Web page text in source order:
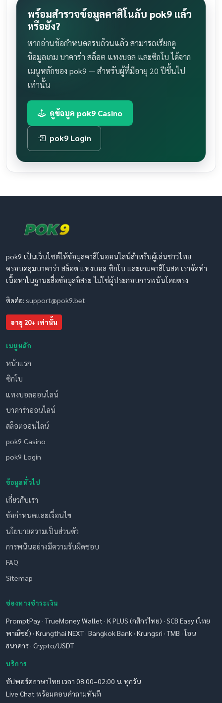
พร้อมสำรวจข้อมูลคาสิโนกับ pok9 แล้ว
หรือยัง?
หากอ่านข้อกำหนดครบถ้วนแล้ว สามารถเรียกดู
ข้อมูลเกม บาคาร่า สล็อต แทงบอล และซิกโบ ได้จาก
เมนูหลักของ pok9 — สำหรับผู้ที่มีอายุ 20 ปีขึ้นไป
เท่านั้น
ดูข้อมูล pok9 Casino
pok9 Login
pok9 เป็นเว็บไซต์ให้ข้อมูลคาสิโนออนไลน์สำหรับผู้เล่นชาวไทย
ครอบคลุมบาคาร่า สล็อต แทงบอล ซิกโบ และเกมคาสิโนสด เราจัดทำ
เนื้อหาในฐานะสื่อข้อมูลอิสระ ไม่ใช่ผู้ประกอบการพนันโดยตรง
ติดต่อ: support@pok9.bet
อายุ 20+ เท่านั้น
เมนูหลัก
หน้าแรก
ซิกโบ
แทงบอลออนไลน์
บาคาร่าออนไลน์
สล็อตออนไลน์
pok9 Casino
pok9 Login
ข้อมูลทั่วไป
เกี่ยวกับเรา
ข้อกำหนดและเงื่อนไข
นโยบายความเป็นส่วนตัว
การพนันอย่างมีความรับผิดชอบ
FAQ
Sitemap
ช่องทางชำระเงิน
PromptPay · TrueMoney Wallet · K PLUS (กสิกรไทย) · SCB Easy (ไทย
พาณิชย์) · Krungthai NEXT · Bangkok Bank · Krungsri · TMB · โอน
ธนาคาร · Crypto/USDT
บริการ
ซัปพอร์ตภาษาไทย เวลา 08:00–02:00 น. ทุกวัน
Live Chat พร้อมตอบคำถามทันที